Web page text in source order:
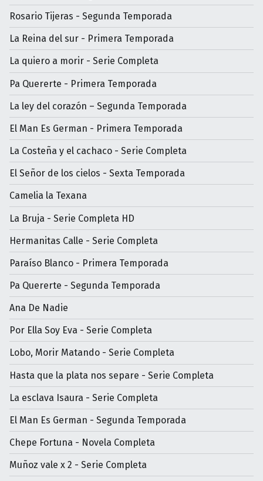
Rosario Tijeras - Segunda Temporada
La Reina del sur - Primera Temporada
La quiero a morir - Serie Completa
Pa Quererte - Primera Temporada
La ley del corazón – Segunda Temporada
El Man Es German - Primera Temporada
La Costeña y el cachaco - Serie Completa
El Señor de los cielos - Sexta Temporada
Camelia la Texana
La Bruja - Serie Completa HD
Hermanitas Calle - Serie Completa
Paraíso Blanco - Primera Temporada
Pa Quererte - Segunda Temporada
Ana De Nadie
Por Ella Soy Eva - Serie Completa
Lobo, Morir Matando - Serie Completa
Hasta que la plata nos separe - Serie Completa
La esclava Isaura - Serie Completa
El Man Es German - Segunda Temporada
Chepe Fortuna - Novela Completa
Muñoz vale x 2 - Serie Completa